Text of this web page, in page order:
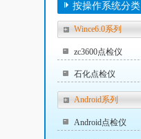
按操作系统分类
Wince6.0系列
zc3600点检仪
石化点检仪
Android系列
Android点检仪